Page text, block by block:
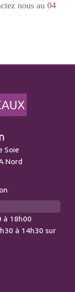
nous au 04
Soie
Nord
à 18h00
à 14h30 sur